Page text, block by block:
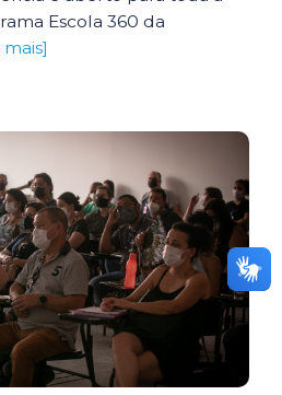
Escola 360 da
mais]